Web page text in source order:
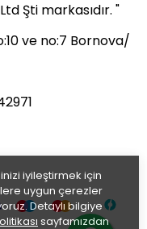
iyileştirmek için
uygun çerezler
Detaylı bilgiye
sayfamızdan
Şti markasıdır. "
ve no:7 Bornova/